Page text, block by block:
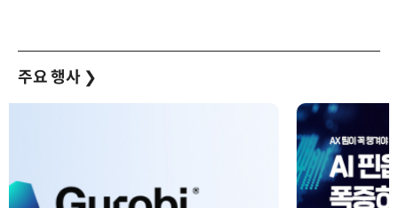
주요 행사 ❯